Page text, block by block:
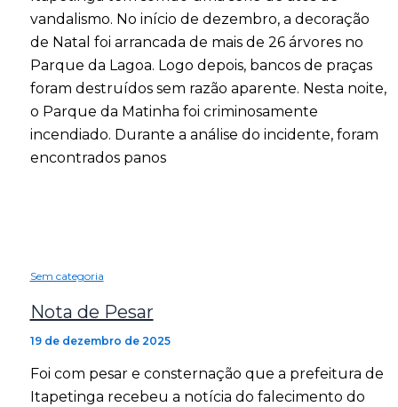
vandalismo. No início de dezembro, a decoração
de Natal foi arrancada de mais de 26 árvores no
Parque da Lagoa. Logo depois, bancos de praças
foram destruídos sem razão aparente. Nesta noite,
o Parque da Matinha foi criminosamente
incendiado. Durante a análise do incidente, foram
encontrados panos
Sem categoria
Nota de Pesar
19 de dezembro de 2025
Foi com pesar e consternação que a prefeitura de
Itapetinga recebeu a notícia do falecimento do